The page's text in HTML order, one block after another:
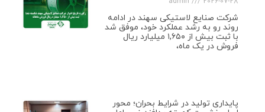
شرکت صنایع لاستیکی سهند در ادامه
روند رو به رشد عملکرد خود، موفق شد
با ثبت بیش از ۱,۶۵۰ میلیارد ریال
فروش در یک ماه،
پایداری تولید در شرایط بحران؛ محور